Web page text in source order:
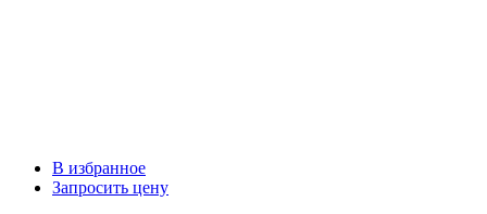
В избранное
Запросить цену